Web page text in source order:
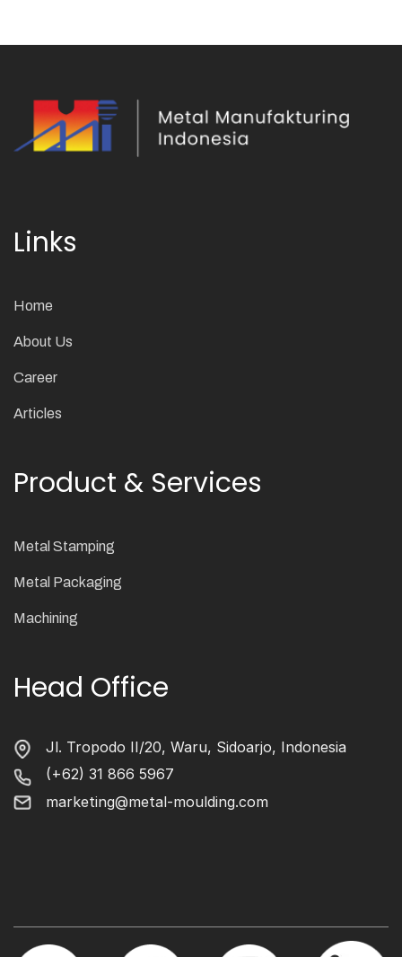
Links
Home
About Us
Career
Articles
Product & Services
Metal Stamping
Metal Packaging
Machining
Head Office
Jl. Tropodo II/20, Waru, Sidoarjo, Indonesia
(+62) 31 866 5967
marketing@metal-moulding.com